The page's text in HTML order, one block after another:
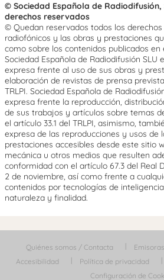
© Sociedad Española de Radiodifusión,
derechos reservados
© Quedan reservados todos los
radiofónicos y las obras y prestaciones
como sobre los contenidos publicados en
Sociedad Española de Radiodifusión SLU
expresa frente al uso de sus obras y
elaboración de revistas de prensa
TRLPI. Sociedad Española de
expresa frente la reproducción,
de sus trabajos y artículos sobre temas
el artículo 33.1 del TRLPI, asimismo,
expresa de las reproducciones y usos de
prestaciones accesibles desde este sitio
mecánica u otros medios que resulten
conformidad con el artículo 67.3 del Real
2 de noviembre, así como frente a
contenidos por tecnologías de
naturaleza y finalidad.
Quiénes somos / Contacta Emisoras
Accesibilidad
Política de privacidad
Configuración de